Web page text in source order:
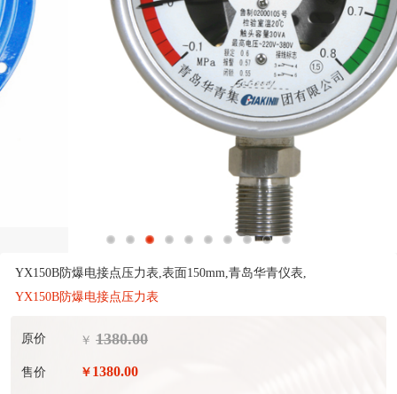
YX150B防爆电接点压力表,表面150mm,青岛华青仪表,
YX150B防爆电接点压力表
原价 ￥ 1380.00
售价 ￥ 1380.00